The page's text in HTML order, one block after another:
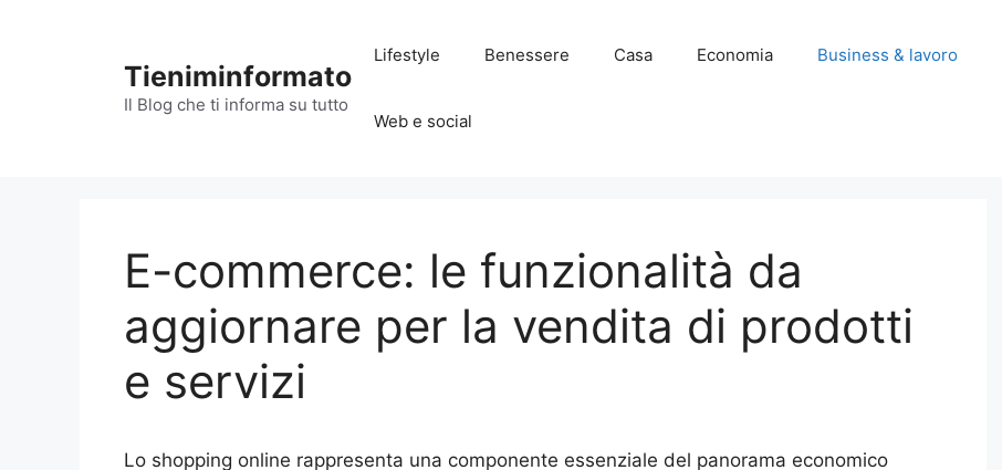
Tieniminformato
Il Blog che ti informa su tutto
Lifestyle Benessere Casa Economia Business & lavoro
Web e social
E-commerce: le funzionalità da
aggiornare per la vendita di prodotti
e servizi
Lo shopping online rappresenta una componente essenziale del panorama economico